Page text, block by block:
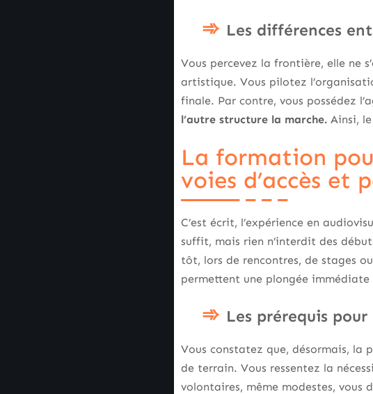
Les différences
Vous percevez la frontière, elle ne
artistique. Vous pilotez
finale. Par contre, vous possédez
l’autre structure la marche. Ainsi,
La formation
voies d’accès et
C’est écrit, l’expérience en
suffit, mais rien n’interdit des
tôt, lors de rencontres, de stages
permettent une plongée immédiate
Les prérequis
Vous constatez que, désormais, la
de terrain. Vous ressentez la
volontaires, même modestes, vous